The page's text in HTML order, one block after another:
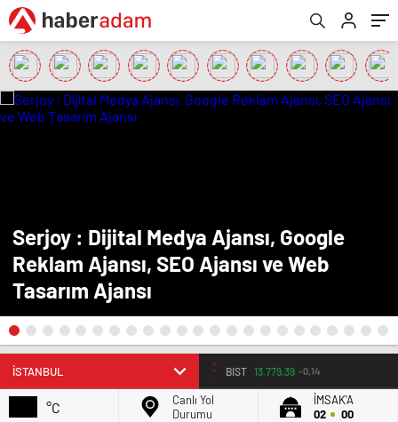
Serjoy : Dijital Medya Ajansı, Google
Reklam Ajansı, SEO Ajansı ve Web
Tasarım Ajansı
BIST 13.779,39 -0,14
°C
Canlı Yol
Durumu
İMSAK'A
02
00